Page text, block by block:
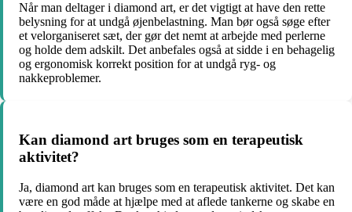
Når man deltager i diamond art, er det vigtigt at have den rette
belysning for at undgå øjenbelastning. Man bør også søge efter
et velorganiseret sæt, der gør det nemt at arbejde med perlerne
og holde dem adskilt. Det anbefales også at sidde i en behagelig
og ergonomisk korrekt position for at undgå ryg- og
nakkeproblemer.
Kan diamond art bruges som en terapeutisk
aktivitet?
Ja, diamond art kan bruges som en terapeutisk aktivitet. Det kan
være en god måde at hjælpe med at aflede tankerne og skabe en